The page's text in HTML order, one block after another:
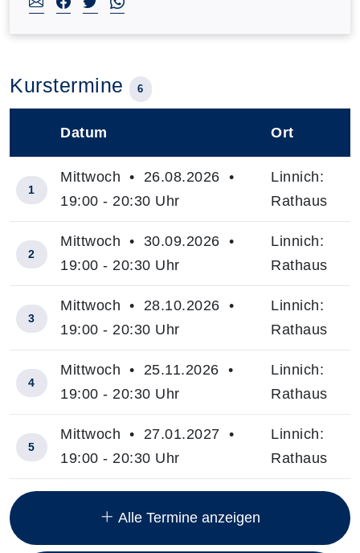
Kurstermine 6
Insgesamt gibt es 6 Termine zum diesen Kurs
Datum Ort
1
Mittwoch • 26.08.2026 •
19:00 - 20:30 Uhr
Linnich:
Rathaus
2
Mittwoch • 30.09.2026 •
19:00 - 20:30 Uhr
Linnich:
Rathaus
3
Mittwoch • 28.10.2026 •
19:00 - 20:30 Uhr
Linnich:
Rathaus
4
Mittwoch • 25.11.2026 •
19:00 - 20:30 Uhr
Linnich:
Rathaus
5
Mittwoch • 27.01.2027 •
19:00 - 20:30 Uhr
Linnich:
Rathaus
Alle Termine anzeigen